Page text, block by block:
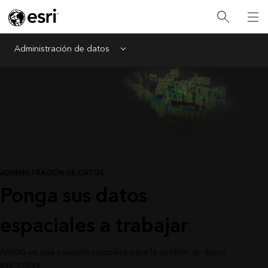
Administración de datos Menu